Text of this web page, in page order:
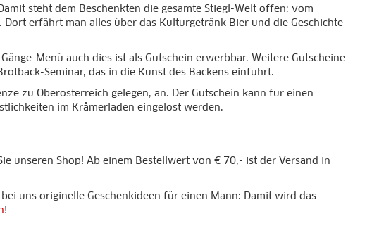
steht dem Beschenkten die gesamte Stiegl-Welt offen: vom
erfährt man alles über das Kulturgetränk Bier und die Geschichte
Menü auch dies ist als Gutschein erwerbbar. Weitere Gutscheine
Seminar, das in die Kunst des Backens einführt.
zu Oberösterreich gelegen, an. Der Gutschein kann für einen
im Kråmerladen eingelöst werden.
unseren Shop! Ab einem Bestellwert von € 70,- ist der Versand in
uns originelle Geschenkideen für einen Mann: Damit wird das
!